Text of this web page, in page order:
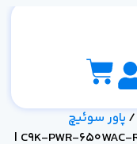
/ پاور سوئیچ
/ قیمت پاور سوئیچ سیسکو C9K-PWR-650WAC-R |